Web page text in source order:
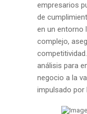
empresarios
de
en un entorno
complejo,
análisis para
negocio a la
impulsado